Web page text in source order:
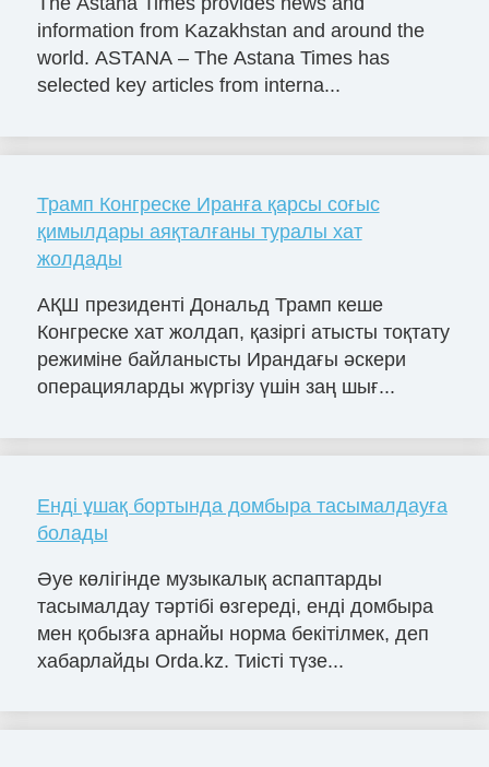
information from Kazakhstan and around the
world. ASTANA – The Astana Times has
selected key articles from interna...
Трамп Конгреске Иранға қарсы соғыс
қимылдары аяқталғаны туралы хат
жолдады
АҚШ президенті Дональд Трамп кеше
Конгреске хат жолдап, қазіргі атысты тоқтату
режиміне байланысты Ирандағы әскери
операцияларды жүргізу үшін заң шығ...
Енді ұшақ бортында домбыра тасымалдауға
болады
Әуе көлігінде музыкалық аспаптарды
тасымалдау тәртібі өзгереді, енді домбыра
мен қобызға арнайы норма бекітілмек, деп
хабарлайды Orda.kz. Тиісті түзе...